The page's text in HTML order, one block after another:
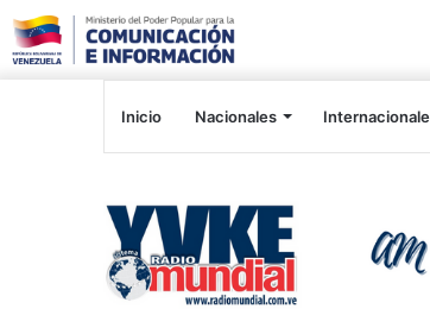
Inicio Nacionales